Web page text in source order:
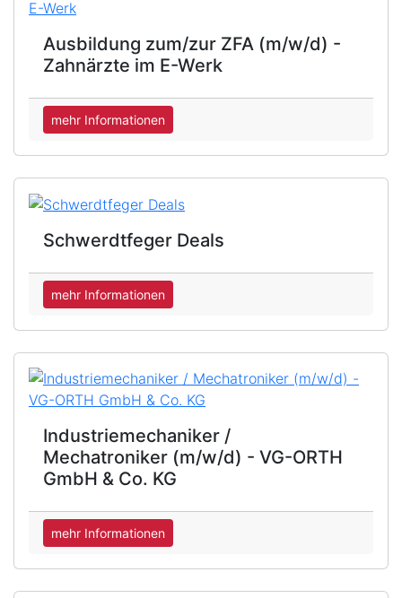
Ausbildung zum/zur ZFA (m/w/d) -
Zahnärzte im E-Werk
mehr Informationen
Schwerdtfeger Deals
mehr Informationen
Industriemechaniker /
Mechatroniker (m/w/d) - VG-ORTH
GmbH & Co. KG
mehr Informationen